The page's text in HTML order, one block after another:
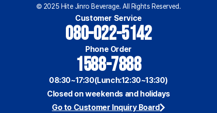
© 2025 Hite Jinro Beverage. All Rights Reserved.
Customer Service
080-022-5142
Phone Order
1588-7888
08:30~17:30(Lunch:12:30~13:30)
Closed on weekends and holidays
Go to Customer Inquiry Board